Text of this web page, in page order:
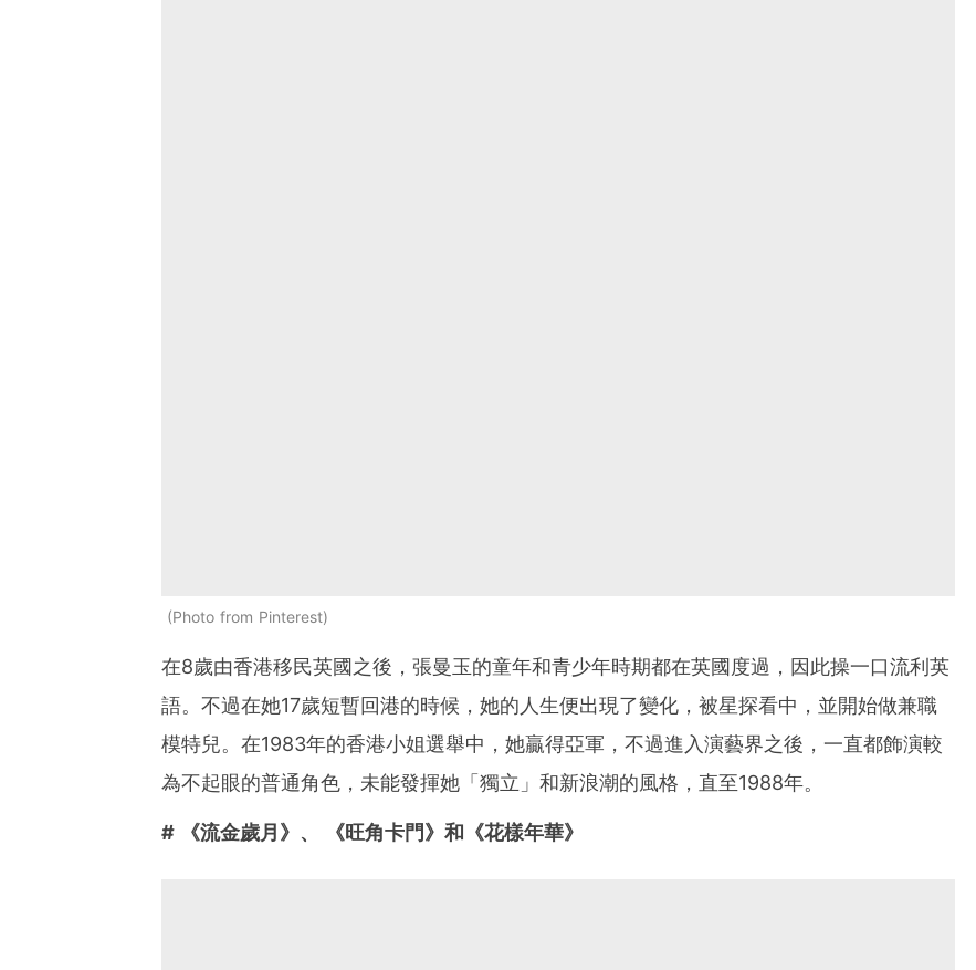
Photo from Pinterest
在8歲由香港移民英國之後，張曼玉的童年和青少年時期都在英國度過，因此操一口流利英
語。不過在她17歲短暫回港的時候，她的人生便出現了變化，被星探看中，並開始做兼職
模特兒。在1983年的香港小姐選舉中，她贏得亞軍，不過進入演藝界之後，一直都飾演較
為不起眼的普通角色，未能發揮她「獨立」和新浪潮的風格，直至1988年。
# 《流金歲月》、 《旺角卡門》和《花樣年華》